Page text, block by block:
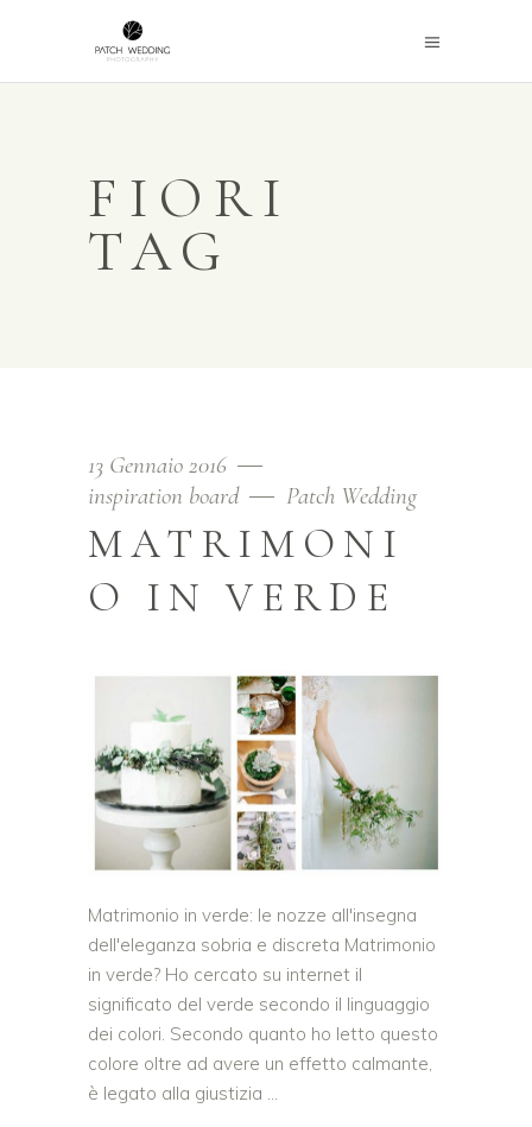
FIORI
TAG
13 Gennaio 2016
inspiration board
Patch Wedding
MATRIMONI
O IN VERDE
Matrimonio in verde: le nozze all'insegna
dell'eleganza sobria e discreta Matrimonio
in verde? Ho cercato su internet il
significato del verde secondo il linguaggio
dei colori. Secondo quanto ho letto questo
colore oltre ad avere un effetto calmante,
è legato alla giustizia